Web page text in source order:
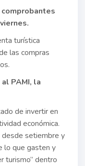
turística
las compras
PAMI, la
de invertir en
económica.
setiembre y
lo que gasten y
turismo” dentro